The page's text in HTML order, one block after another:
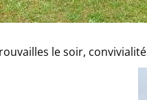
le soir, convivialité